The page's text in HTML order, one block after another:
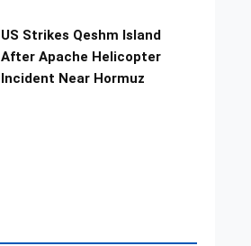
US Strikes Qeshm Island
After Apache Helicopter
Incident Near Hormuz